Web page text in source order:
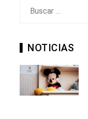
NOTICIAS